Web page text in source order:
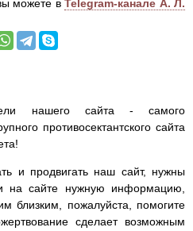
можете в Telegram-канале А. Л.
нашего сайта - самого
противосектантского сайта
и продвигать наш сайт, нужны
на сайте нужную информацию,
близким, пожалуйста, помогите
сделает возможным